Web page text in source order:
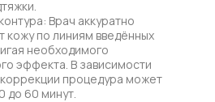
Врач аккуратно
кожу по линиям введённых
необходимого
эффекта. В зависимости
процедура может
до 60 минут.